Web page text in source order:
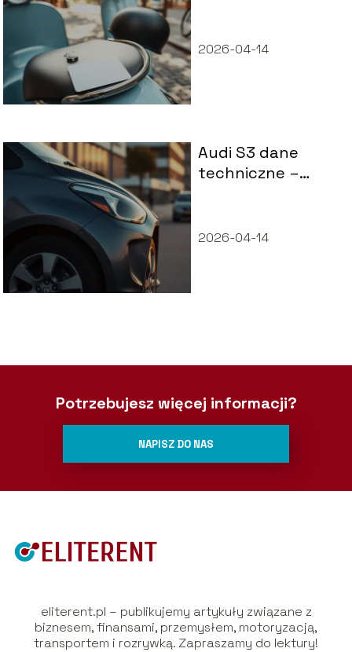
2026-04-14
Audi S3 dane
techniczne –
2026-04-14
Potrzebujesz więcej informacji?
NAPISZ DO NAS
eliterent.pl – publikujemy artykuły związane z
biznesem, finansami, przemysłem, motoryzacją,
transportem i rozrywką. Zapraszamy do lektury!